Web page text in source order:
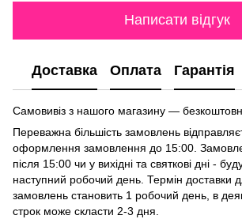
Написати відгук
Доставка Оплата Гарантія
Самовивіз з нашого магазину —
Переважна більшість замовлень
оформлення замовлення до 15:00.
після 15:00 чи у вихідні та святкові дні -
наступний робочий день. Термін доставки
замовлень становить 1 робочий день, в
строк може скласти 2-3 дня.